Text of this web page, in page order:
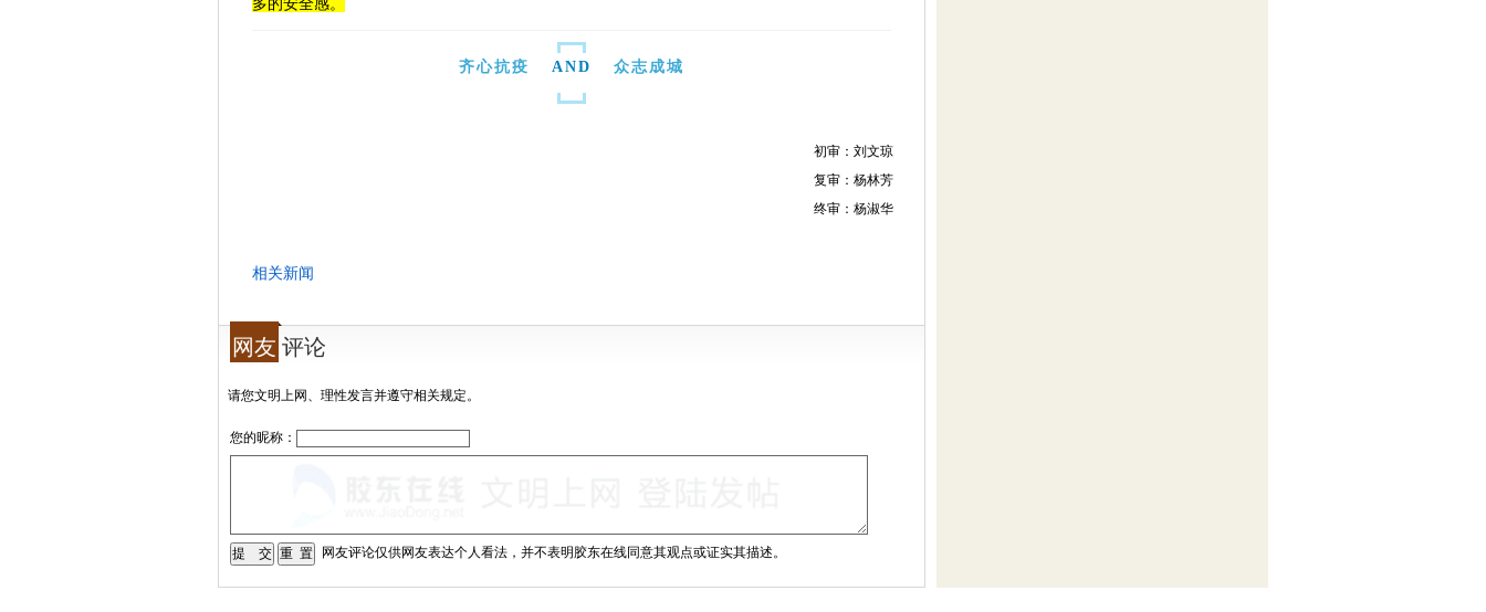
多的安全感。
齐心抗疫 AND 众志成城
初审：刘文琼
复审：杨林芳
终审：杨淑华
相关新闻
网友 评论
请您文明上网、理性发言并遵守相关规定。
您的昵称：
网友评论仅供网友表达个人看法，并不表明胶东在线同意其观点或证实其描述。